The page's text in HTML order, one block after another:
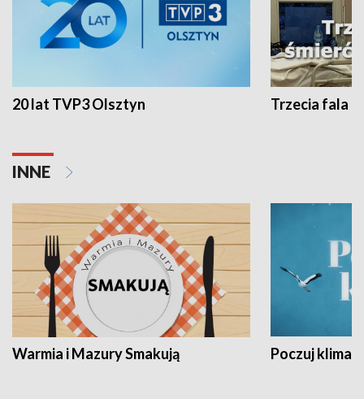
20 lat TVP3 Olsztyn Trzecia fala -
INNE
Warmia i Mazury Smakują Poczuj klimat